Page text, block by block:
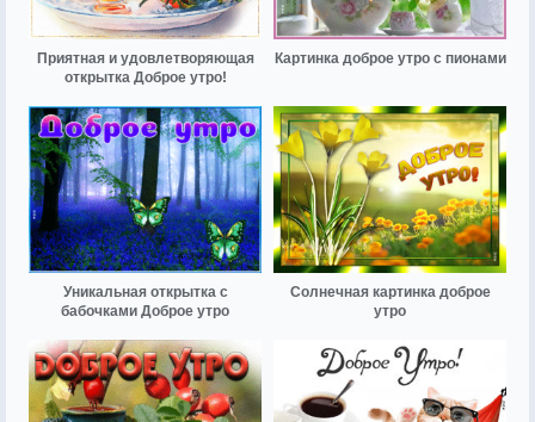
Приятная и удовлетворяющая
открытка Доброе утро!
Картинка доброе утро с пионами
Уникальная открытка с
бабочками Доброе утро
Солнечная картинка доброе
утро